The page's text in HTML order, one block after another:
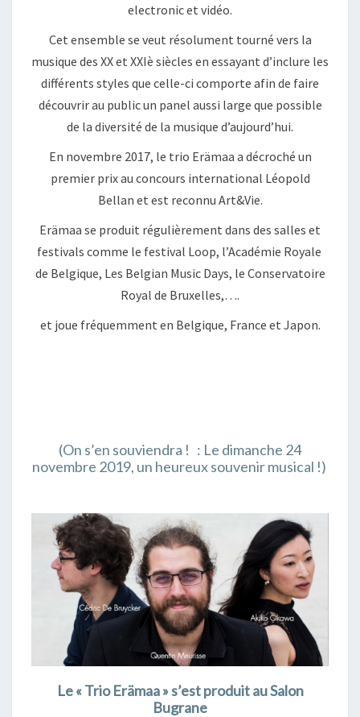
electronic et vidéo.
Cet ensemble se veut résolument tourné vers la
musique des XX et XXIè siècles en essayant d’inclure les
différents styles que celle-ci comporte afin de faire
découvrir au public un panel aussi large que possible
de la diversité de la musique d’aujourd’hui.
En novembre 2017, le trio Erämaa a décroché un
premier prix au concours international Léopold
Bellan et est reconnu Art&Vie.
Erämaa se produit régulièrement dans des salles et
festivals comme le festival Loop, l’Académie Royale
de Belgique, Les Belgian Music Days, le Conservatoire
Royal de Bruxelles,….
et joue fréquemment en Belgique, France et Japon.
(On s’en souviendra ! : Le dimanche 24
novembre 2019, un heureux souvenir musical !)
Le « Trio Erämaa » s’est produit au Salon
Bugrane